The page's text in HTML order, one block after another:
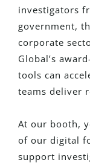
investigators
government,
corporate
Global’s
tools can
teams deliver
At our booth,
of our digital
support